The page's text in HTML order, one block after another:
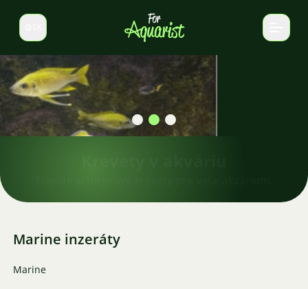
Prepnúť jazyk
Marine inzeráty
Marine